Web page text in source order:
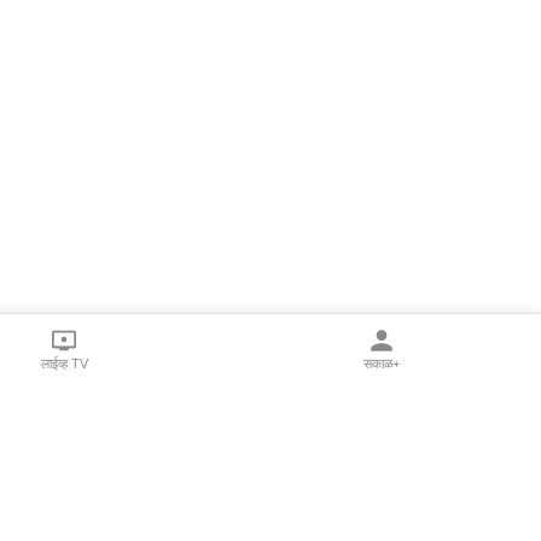
लाईव्ह TV सकाळ+